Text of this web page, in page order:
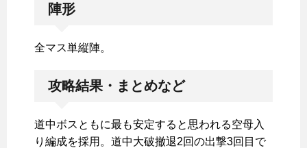
陣形
全マス単縦陣。
攻略結果・まとめなど
道中ボスともに最も安定すると思われる空母入
り編成を採用。道中大破撤退2回の出撃3回目で